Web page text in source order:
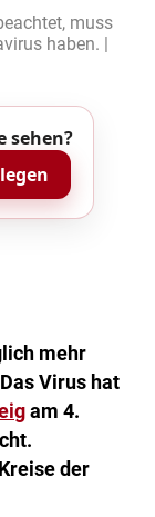
muss
haben. |
sehen?
mehr
Virus hat
am 4.
der